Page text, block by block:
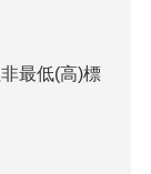
最低(高)標